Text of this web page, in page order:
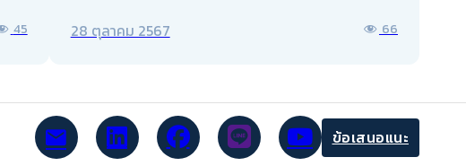
45 28 ตุลาคม 2567 66
ข้อเสนอแนะ